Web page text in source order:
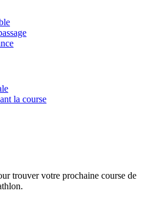
la course
trouver votre prochaine course de